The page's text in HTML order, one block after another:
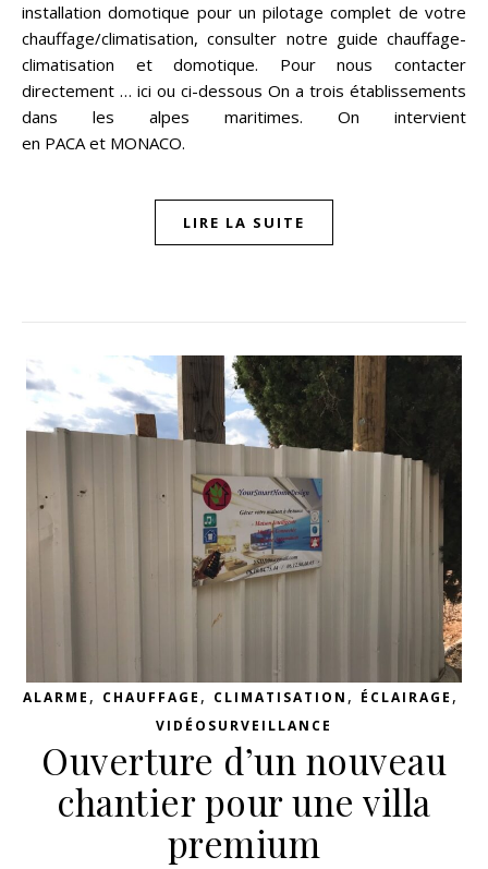
installation domotique pour un pilotage complet de votre
chauffage/climatisation, consulter notre guide chauffage-
climatisation et domotique. Pour nous contacter
directement … ici ou ci-dessous On a trois établissements
dans les alpes maritimes. On intervient
en PACA et MONACO.
LIRE LA SUITE
ALARME , CHAUFFAGE , CLIMATISATION , ÉCLAIRAGE ,
VIDÉOSURVEILLANCE
Ouverture d’un nouveau
chantier pour une villa
premium